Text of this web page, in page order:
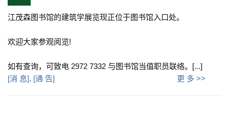
江茂森图书馆的建筑学展览现正位于图书馆入口处。
欢迎大家参观阅览!
如有查询，可致电 2972 7332 与图书馆当值职员联络。[...]
[消 息], [通 告] 更 多 >>